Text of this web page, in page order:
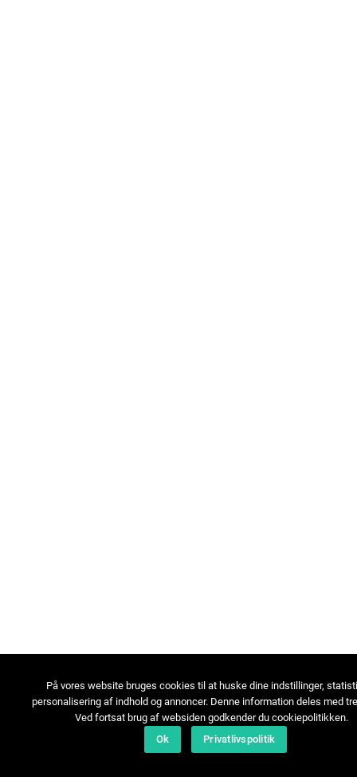
På vores website bruges cookies til at huske dine indstillinger,
personalisering af indhold og annoncer. Denne information deles med
Ved fortsat brug af websiden godkender du cookiepolitikken.
Ok
Privatlivspolitik